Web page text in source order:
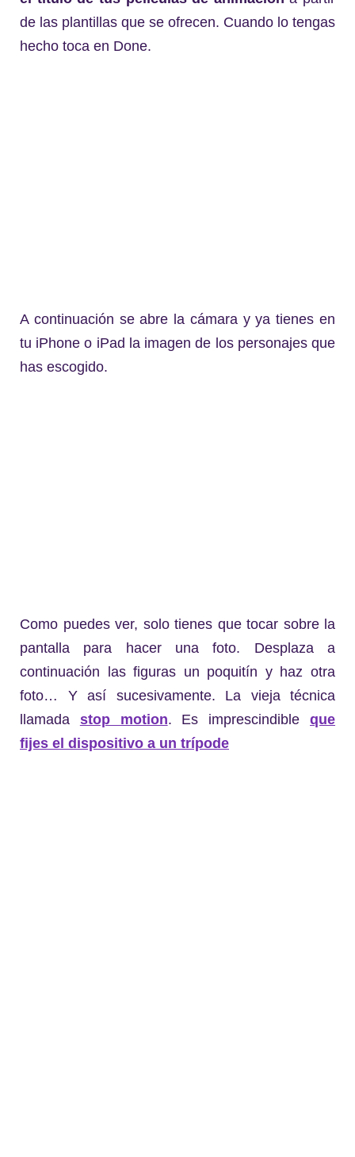
de las plantillas que se ofrecen. Cuando lo tengas
hecho toca en Done.
A continuación se abre la cámara y ya tienes en
tu iPhone o iPad la imagen de los personajes que
has escogido.
Como puedes ver, solo tienes que tocar sobre la
pantalla para hacer una foto. Desplaza a
continuación las figuras un poquitín y haz otra
foto… Y así sucesivamente. La vieja técnica
llamada stop motion. Es imprescindibleque
fijes el dispositivo a un trípode